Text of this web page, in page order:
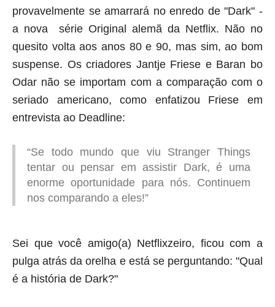
provavelmente se amarrará no enredo de "Dark" -
a nova série Original alemã da Netflix. Não no
quesito volta aos anos 80 e 90, mas sim, ao bom
suspense. Os criadores Jantje Friese e Baran bo
Odar não se importam com a comparação com o
seriado americano, como enfatizou Friese em
entrevista ao Deadline:
“Se todo mundo que viu Stranger Things
tentar ou pensar em assistir Dark, é uma
enorme oportunidade para nós. Continuem
nos comparando a eles!”
Sei que você amigo(a) Netflixzeiro, ficou com a
pulga atrás da orelha e está se perguntando: "Qual
é a história de Dark?"